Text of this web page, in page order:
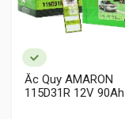
Ắc Quy AMARON
115D31R 12V 90Ah